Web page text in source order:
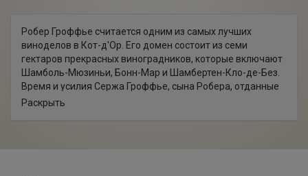
Робер Гроффье считается одним из самых лучших
виноделов в Кот-д'Ор. Его домен состоит из семи
гектаров прекрасных виноградников, которые включают
Шамболь-Мюзиньи, Бонн-Мар и Шамбертен-Кло-де-Без.
Время и усилия Сержа Гроффье, сына Робера, отданные
виноградникам, не прошли даром. Благодаря
Раскрыть